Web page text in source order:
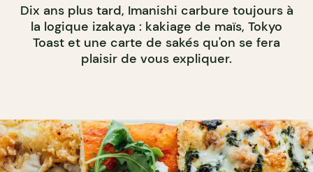
Dix ans plus tard, Imanishi carbure toujours à
la logique izakaya : kakiage de maïs, Tokyo
Toast et une carte de sakés qu'on se fera
plaisir de vous expliquer.